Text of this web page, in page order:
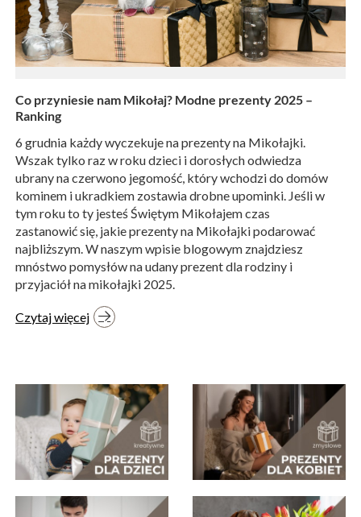
Co przyniesie nam Mikołaj? Modne prezenty 2025 –
Ranking
6 grudnia każdy wyczekuje na prezenty na Mikołajki.
Wszak tylko raz w roku dzieci i dorosłych odwiedza
ubrany na czerwono jegomość, który wchodzi do domów
kominem i ukradkiem zostawia drobne upominki. Jeśli w
tym roku to ty jesteś Świętym Mikołajem czas
zastanowić się, jakie prezenty na Mikołajki podarować
najbliższym. W naszym wpisie blogowym znajdziesz
mnóstwo pomysłów na udany prezent dla rodziny i
przyjaciół na mikołajki 2025.
Czytaj więcej